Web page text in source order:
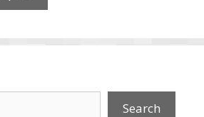
Search